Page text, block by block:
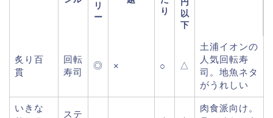
リ
ー
り
以
下
炙り百
貫
回転
寿司
◎ × ○ △
土浦イオンの
人気回転寿
司。地魚ネタ
がうれしい
いきな
ステ
肉食派向け。